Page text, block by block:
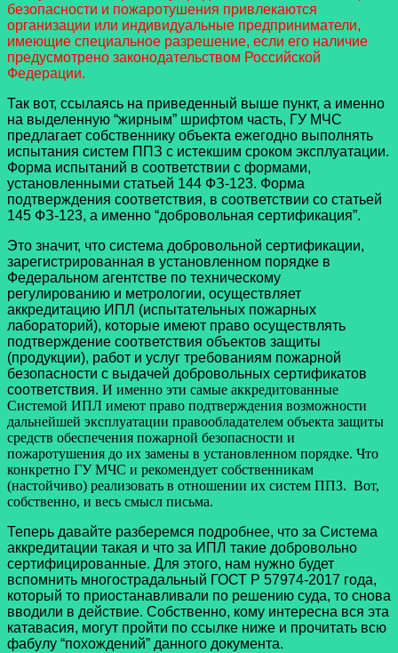
безопасности и пожаротушения привлекаются
организации или индивидуальные предприниматели,
имеющие специальное разрешение, если его наличие
предусмотрено законодательством Российской
Федерации.
Так вот, ссылаясь на приведенный выше пункт, а именно
на выделенную “жирным” шрифтом часть, ГУ МЧС
предлагает собственнику объекта ежегодно выполнять
испытания систем ППЗ с истекшим сроком эксплуатации.
Форма испытаний в соответствии с формами,
установленными статьей 144 ФЗ-123. Форма
подтверждения соответствия, в соответствии со статьей
145 ФЗ-123, а именно “добровольная сертификация”.
Это значит, что система добровольной сертификации,
зарегистрированная в установленном порядке в
Федеральном агентстве по техническому
регулированию и метрологии, осуществляет
аккредитацию ИПЛ (испытательных пожарных
лабораторий), которые имеют право осуществлять
подтверждение соответствия объектов защиты
(продукции), работ и услуг требованиям пожарной
безопасности с выдачей добровольных сертификатов
соответствия. И именно эти самые аккредитованные
Системой ИПЛ имеют право подтверждения возможности
дальнейшей эксплуатации правообладателем объекта защиты
средств обеспечения пожарной безопасности и
пожаротушения до их замены в установленном порядке. Что
конкретно ГУ МЧС и рекомендует собственникам
(настойчиво) реализовать в отношении их систем ППЗ. Вот,
собственно, и весь смысл письма.
Теперь давайте разберемся подробнее, что за Система
аккредитации такая и что за ИПЛ такие добровольно
сертифицированные. Для этого, нам нужно будет
вспомнить многострадальный ГОСТ Р 57974-2017 года,
который то приостанавливали по решению суда, то снова
вводили в действие. Собственно, кому интересна вся эта
катавасия, могут пройти по ссылке ниже и прочитать всю
фабулу “похождений” данного документа.